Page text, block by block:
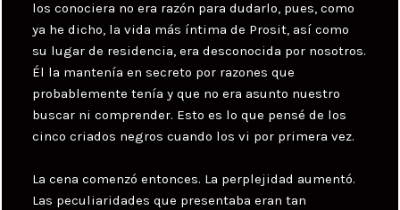
los conociera no era razón para dudarlo, pues, como
ya he dicho, la vida más íntima de Prosit, así como
su lugar de residencia, era desconocida por nosotros.
Él la mantenía en secreto por razones que
probablemente tenía y que no era asunto nuestro
buscar ni comprender. Esto es lo que pensé de los
cinco criados negros cuando los vi por primera vez.
La cena comenzó entonces. La perplejidad aumentó.
Las peculiaridades que presentaba eran tan